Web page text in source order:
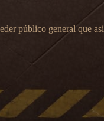
público general que